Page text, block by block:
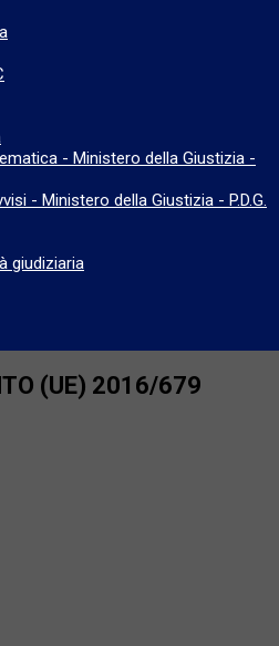
- Ministero della Giustizia -
- Ministero della Giustizia - P.D.G.
giudiziaria
(UE) 2016/679